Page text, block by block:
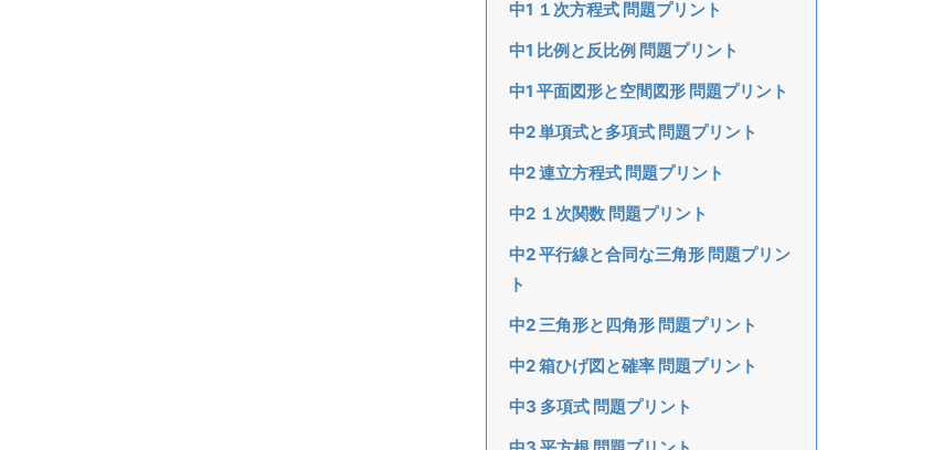
中1 １次方程式 問題プリント
中1 比例と反比例 問題プリント
中1 平面図形と空間図形 問題プリント
中2 単項式と多項式 問題プリント
中2 連立方程式 問題プリント
中2 １次関数 問題プリント
中2 平行線と合同な三角形 問題プリン
ト
中2 三角形と四角形 問題プリント
中2 箱ひげ図と確率 問題プリント
中3 多項式 問題プリント